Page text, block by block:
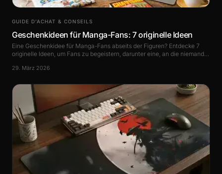
GUIDE D’ACHAT & CONSEILS
Geschenkideen für Manga-Fans: 7 originelle Ideen
Eine Geschenkidee für Manga-Fans abseits der Figuren? Entdecke 7
originelle Ideen, um Fans zu begeistern, darunter eine, an die niemand
29. März 2026